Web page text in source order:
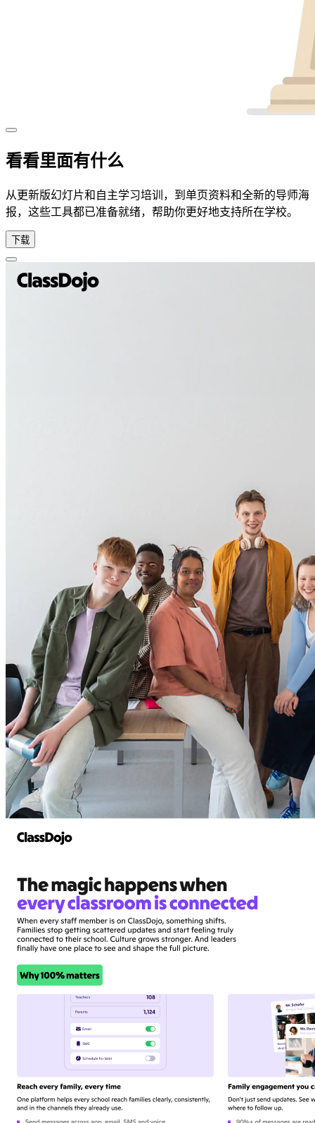
看看里面有什么
从更新版幻灯片和自主学习培训，到单页资料和全新的导师海
报，这些工具都已准备就绪，帮助你更好地支持所在学校。
下载